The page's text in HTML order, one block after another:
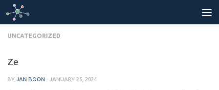
Skip to content
UNCATEGORIZED
Ze
BY JAN BOON · JANUARY 25, 2024